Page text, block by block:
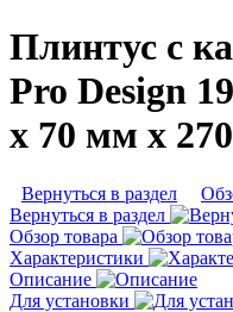
Плинтус с
Pro Design
x 70 мм х
Вернуться в раздел
Вернуться в раздел
Обзор товара
Характеристики
Описание
Для установки